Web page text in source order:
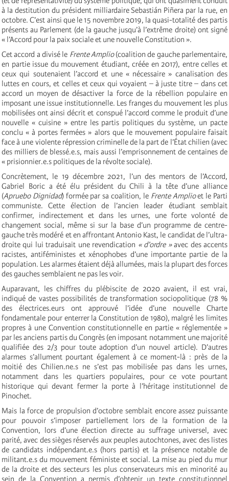
à la destitution du président milliardaire Sebastián Piñera par la rue, en
octobre. C’est ainsi que le 15 novembre 2019, la quasi-totalité des partis
présents au Parlement (de la gauche jusqu’à l’extrême droite) ont signé
« l’Accord pour la paix sociale et une nouvelle Constitution ».
Cet accord a divisé le Frente Amplio(coalition de gauche parlementaire,
en partie issue du mouvement étudiant, créée en 2017), entre celles et
ceux qui soutenaient l’accord et une « nécessaire » canalisation des
luttes en cours, et celles et ceux qui voyaient – à juste titre – dans cet
accord un moyen de désactiver la force de la rébellion populaire en
imposant une issue institutionnelle. Les franges du mouvement les plus
mobilisées ont ainsi décrit et conspué l’accord comme le produit d’une
nouvelle « cuisine » entre les partis politiques du système, un pacte
conclu « à portes fermées » alors que le mouvement populaire faisait
face à une violente répression criminelle de la part de l’État chilien (avec
des milliers de blessé.e.s, mais aussi l’emprisonnement de centaines de
« prisionnier.e.s politiques de la révolte sociale).
Concrètement, le 19 décembre 2021, l’un des mentors de l’Accord,
Gabriel Boric a été élu président du Chili à la tête d’une alliance
(Apruebo Dignidad) formée par sa coalition, le Frente Amplioet le Parti
communiste. Cette élection de l’ancien leader étudiant semblait
confirmer, indirectement et dans les urnes, une forte volonté de
changement social, même si sur la base d’un programme de centre-
gauche très modéré et en affrontant Antonio Kast, le candidat de l’ultra-
droite qui lui traduisait une revendication « d’ordre »avec des accents
racistes, antiféministes et xénophobes d’une importante partie de la
population. Les alarmes étaient déjà allumées, mais la plupart des forces
des gauches semblaient ne pas les voir.
Auparavant, les chiffres du plébiscite de 2020 avaient, il est vrai,
indiqué de vastes possibilités de transformation sociopolitique (78 %
des électrices.eurs ont approuvé l’idée d’une nouvelle Charte
fondamentale pour enterrer la Constitution de 1980), malgré les limites
propres à une Convention constitutionnelle en partie « réglementée »
par les anciens partis du Congrès (en imposant notamment une majorité
qualifiée des 2/3 pour toute adoption d’un nouvel article). D’autres
alarmes s’allument pourtant également à ce moment-là : près de la
moitié des Chilien.ne.s ne s’est pas mobilisée pas dans les urnes,
notamment dans les quartiers populaires, pour ce vote pourtant
historique qui devant fermer la porte à l’héritage institutionnel de
Pinochet.
Mais la force de propulsion d’octobre semblait encore assez puissante
pour pouvoir s’imposer partiellement lors de la formation de la
Convention, lors d’une élection directe au suffrage universel, avec
parité, avec des sièges réservés aux peuples autochtones, avec des listes
de candidats indépendant.e.s (hors partis) et la présence notable de
militant.e.s du mouvement féministe et social. La mise au pied du mur
de la droite et des secteurs les plus conservateurs mis en minorité au
sein de la Convention a permis d’obtenir un texte constitutionnel